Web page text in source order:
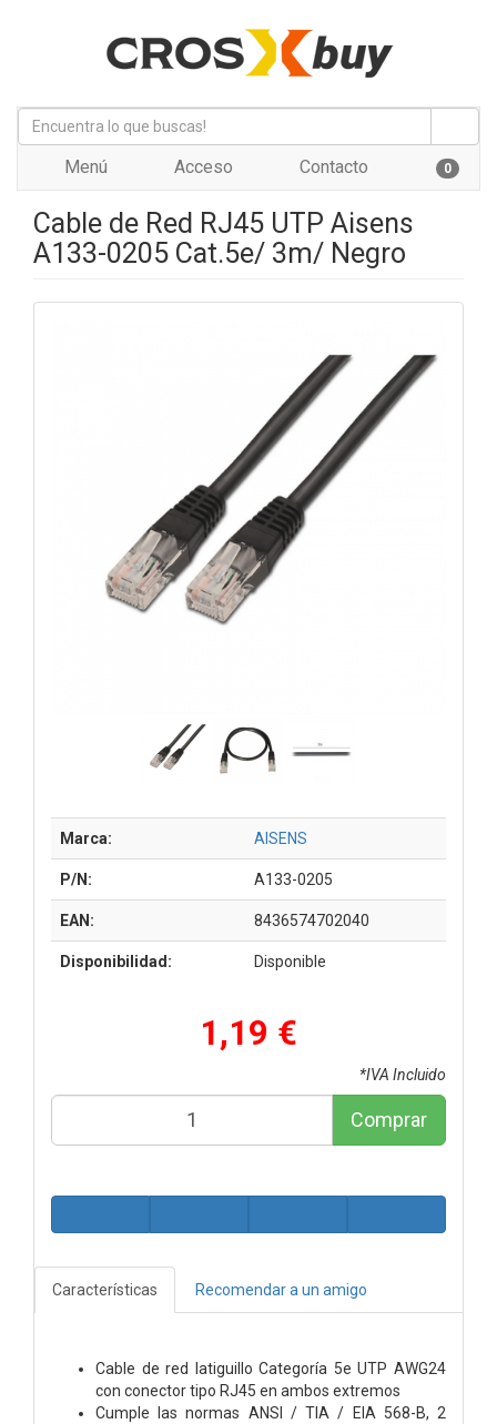
Menú Acceso Contacto 0
Cable de Red RJ45 UTP Aisens
A133-0205 Cat.5e/ 3m/ Negro
Marca: AISENS
P/N: A133-0205
EAN: 8436574702040
Disponibilidad: Disponible
1,19 €
*IVA Incluido
Comprar
Características Recomendar a un amigo
Cable de red latiguillo Categoría 5e UTP AWG24
con conector tipo RJ45 en ambos extremos
Cumple las normas ANSI / TIA / EIA 568-B, 2